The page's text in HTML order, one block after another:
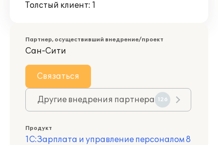
Толстый клиент: 1
Партнер, осуществивший внедрение/проект
Сан-Сити
Связаться
Другие внедрения партнера 126
Продукт
1С:Зарплата и управление персоналом 8